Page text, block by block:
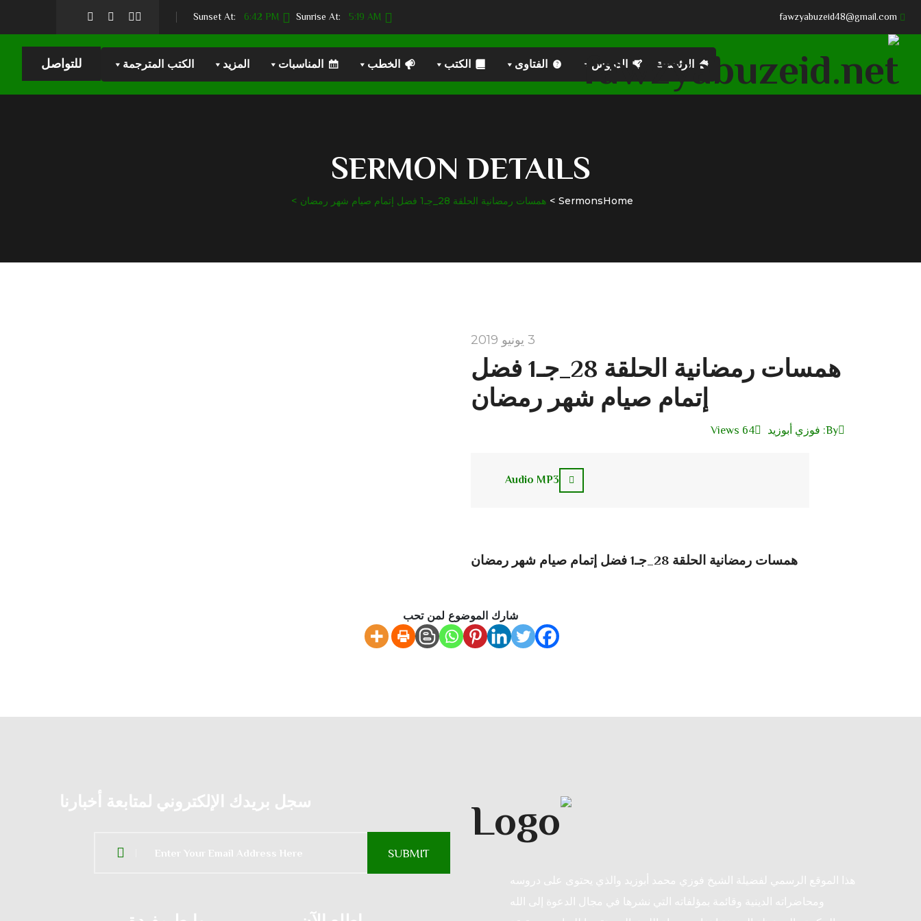
fawzyabuzeid48@gmail.com
5:19 AM
6:42 PM
الرئيسية الدروس الفتاوى الكتب الخطب المناسبات المزيد الكتب المترجمة للتواصل
SERMON DETAILS
Home
Sermons همسات رمضانية الحلقة 28_جـ1 فضل إتمام صيام شهر رمضان
3 يونيو 2019
همسات رمضانية الحلقة 28_جـ1 فضل
إتمام صيام شهر رمضان
By: فوزي أبوزيد 64 Views
Audio MP3
همسات رمضانية الحلقة 28_جـ1 فضل إتمام صيام شهر رمضان
شارك الموضوع لمن تحب
هذا الموقع الرسمي لفضيلة الشيخ فوزي محمد أبوزيد والذي يحتوى على دروسه
ومحاضراته الدينية وقائمة بمؤلفاته التي نشرها في مجال الدعوة إلى الله
سجل بريدك الإلكتروني لمتابعة أخبارنا